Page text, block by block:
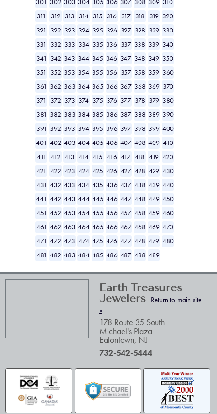
301 302 303 304 305 306 307 308 309 310
311
312 313 314 315 316 317 318 319 320
321
322 323 324 325 326 327 328 329 330
331
332 333 334 335 336 337 338 339 340
341
342 343 344 345 346 347 348 349 350
351
352 353 354 355 356 357 358 359 360
361 362 363 364 365 366 367 368 369 370
371
372 373 374 375 376 377 378 379 380
381 382 383 384 385 386 387 388 389 390
391 392 393 394 395 396 397 398 399 400
401 402 403 404 405 406 407 408 409 410
411
412 413 414 415 416 417 418 419 420
421
422 423 424 425 426 427 428 429 430
431 432 433 434 435 436 437 438 439 440
441 442 443 444 445 446 447 448 449 450
451 452 453 454 455 456 457 458 459 460
461 462 463 464 465 466 467 468 469 470
471 472 473 474 475 476 477 478 479 480
481 482 483 484 485 486 487 488 489
Earth Treasures
Jewelers Return to main site
»
178 Route 35 South
Michael's Plaza
Eatontown, NJ
732-542-5444